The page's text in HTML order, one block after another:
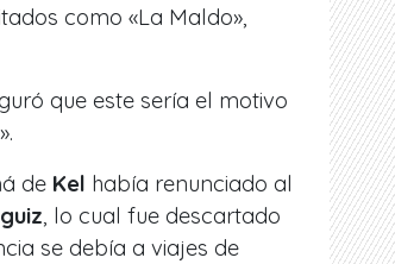
como «La Maldo»,
que este sería el motivo
de Kel había renunciado al
, lo cual fue descartado
se debía a viajes de